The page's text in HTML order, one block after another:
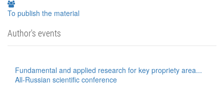
To publish the material
Author's events
Fundamental and applied research for key propriety area...
All-Russian scientific conference